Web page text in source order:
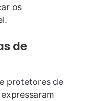
os
de
protetores de